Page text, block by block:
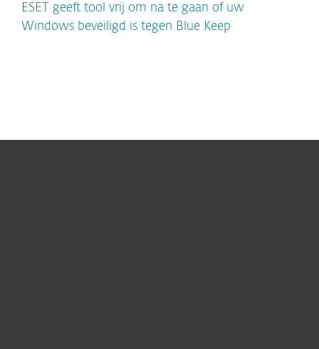
ESET geeft tool vrij om na te gaan of uw
Windows beveiligd is tegen Blue Keep